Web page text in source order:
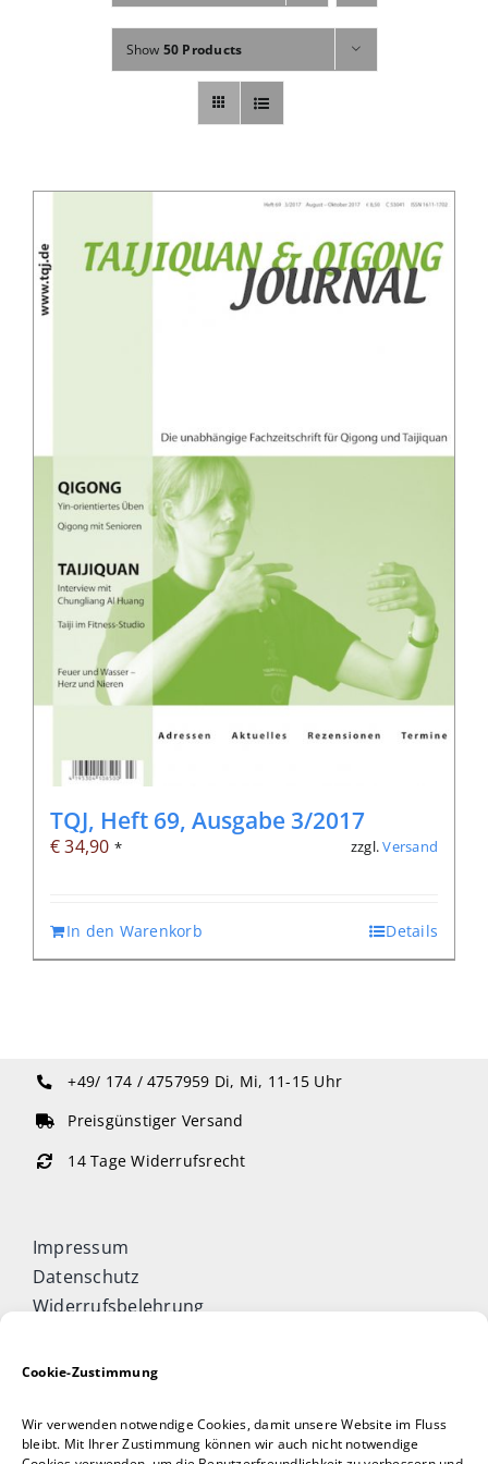
Cookie-Zustimmung
Wir verwenden notwendige Cookies, damit unsere Website im Fluss
bleibt. Mit Ihrer Zustimmung können wir auch nicht notwendige
Fachbücher
Poster, Karten, Medien
Show 50 Products
TQJ, Heft 69, Ausgabe 3/2017
€34,90 * zzgl.Versand
In den Warenkorb Details
+49/ 174 / 4757959 Di, Mi, 11-15 Uhr
Preisgünstiger Versand
14 Tage Widerrufsrecht
Impressum
Datenschutz
Widerrufsbelehrung
Allgemeine Geschäftsbedingungen
Taijiquan & Qigong Journal